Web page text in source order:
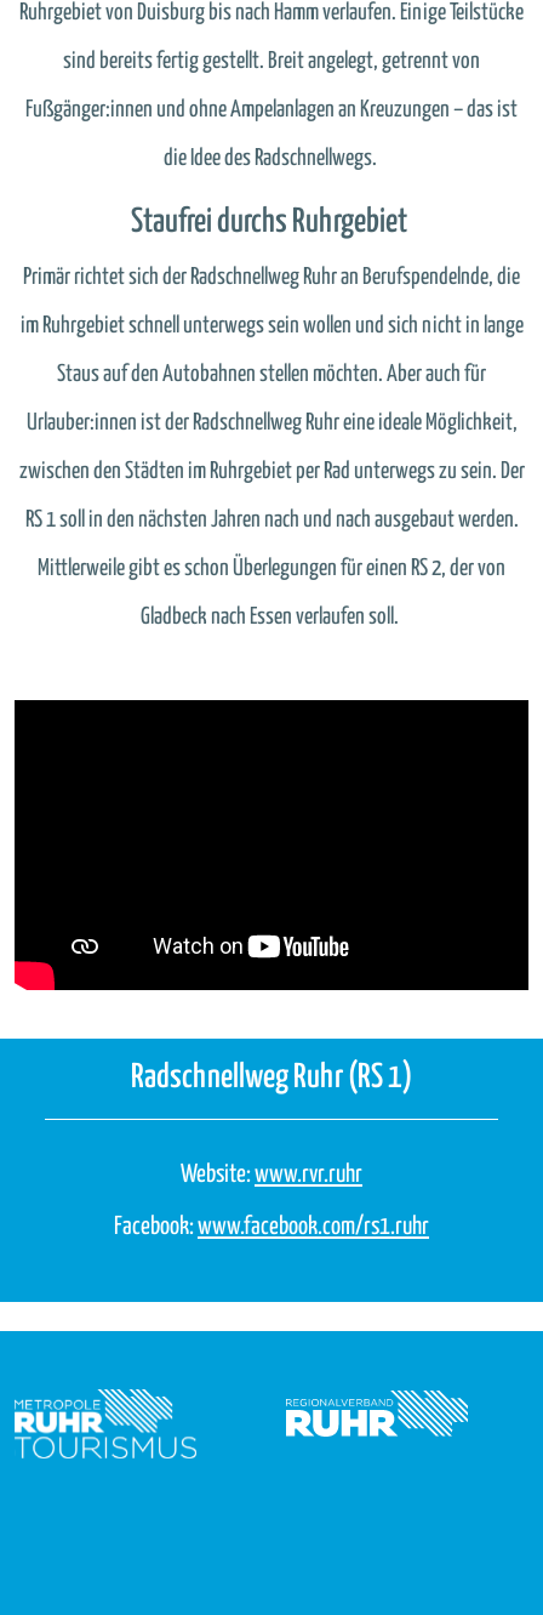
Ruhrgebiet von Duisburg bis nach Hamm verlaufen. Einige Teilstücke
sind bereits fertig gestellt. Breit angelegt, getrennt von
Fußgänger:innen und ohne Ampelanlagen an Kreuzungen – das ist
die Idee des Radschnellwegs.
Staufrei durchs Ruhrgebiet
Primär richtet sich der Radschnellweg Ruhr an Berufspendelnde, die
im Ruhrgebiet schnell unterwegs sein wollen und sich nicht in lange
Staus auf den Autobahnen stellen möchten. Aber auch für
Urlauber:innen ist der Radschnellweg Ruhr eine ideale Möglichkeit,
zwischen den Städten im Ruhrgebiet per Rad unterwegs zu sein. Der
RS 1 soll in den nächsten Jahren nach und nach ausgebaut werden.
Mittlerweile gibt es schon Überlegungen für einen RS 2, der von
Gladbeck nach Essen verlaufen soll.
Radschnellweg Ruhr (RS 1)
Website:www.rvr.ruhr
Facebook:www.facebook.com/rs1.ruhr